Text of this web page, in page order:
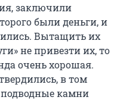
заключили
были деньги, и
Вытащить их
не привезти их, то
очень хорошая.
в том
камни